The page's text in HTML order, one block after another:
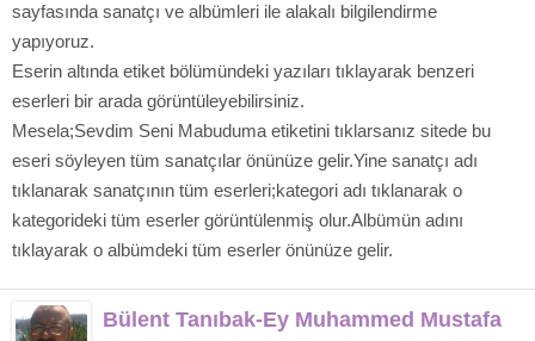
sayfasında sanatçı ve albümleri ile alakalı bilgilendirme
yapıyoruz.
Eserin altında etiket bölümündeki yazıları tıklayarak benzeri
eserleri bir arada görüntüleyebilirsiniz.
Mesela;Sevdim Seni Mabuduma etiketini tıklarsanız sitede bu
eseri söyleyen tüm sanatçılar önünüze gelir.Yine sanatçı adı
tıklanarak sanatçının tüm eserleri;kategori adı tıklanarak o
kategorideki tüm eserler görüntülenmiş olur.Albümün adını
tıklayarak o albümdeki tüm eserler önünüze gelir.
Bülent Tanıbak-Ey Muhammed Mustafa